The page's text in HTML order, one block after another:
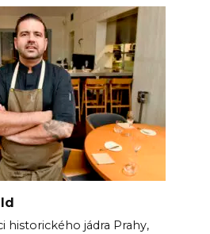
historického jádra Prahy,